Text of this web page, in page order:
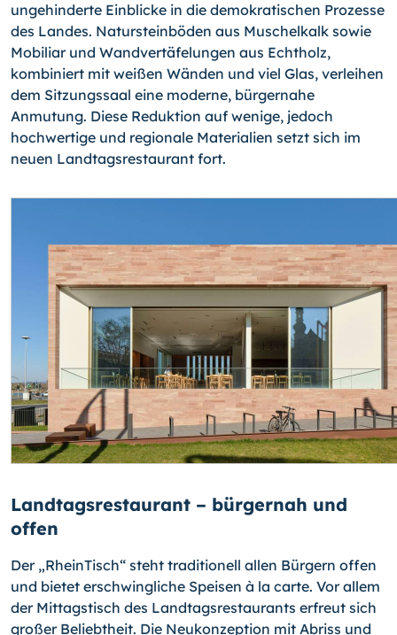
ungehinderte Einblicke in die demokratischen Prozesse
des Landes. Natursteinböden aus Muschelkalk sowie
Mobiliar und Wandvertäfelungen aus Echtholz,
kombiniert mit weißen Wänden und viel Glas, verleihen
dem Sitzungssaal eine moderne, bürgernahe
Anmutung. Diese Reduktion auf wenige, jedoch
hochwertige und regionale Materialien setzt sich im
neuen Landtagsrestaurant fort.
Landtagsrestaurant – bürgernah und
offen
Der „RheinTisch“ steht traditionell allen Bürgern offen
und bietet erschwingliche Speisen à la carte. Vor allem
der Mittagstisch des Landtagsrestaurants erfreut sich
großer Beliebtheit. Die Neukonzeption mit Abriss und